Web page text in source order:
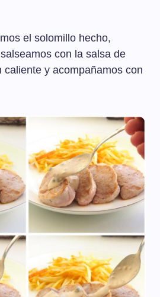
el solomillo hecho,
con la salsa de
caliente y acompañamos con